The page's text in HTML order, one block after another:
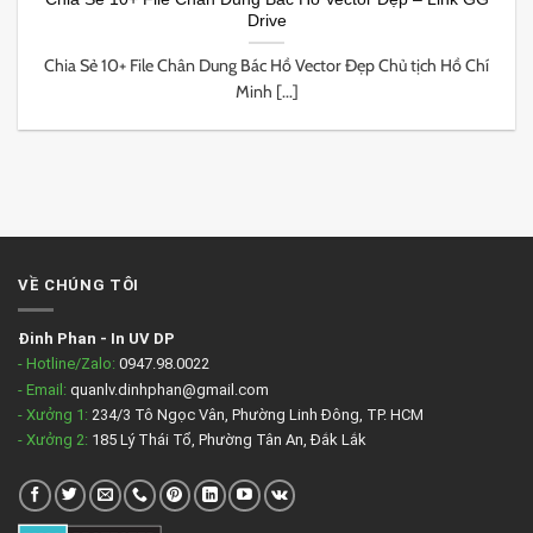
Drive
Chia Sẻ 10+ File Chân Dung Bác Hồ Vector Đẹp Chủ tịch Hồ Chí
Minh [...]
VỀ CHÚNG TÔI
Đinh Phan - In UV DP
- Hotline/Zalo: 0947.98.0022
- Email: quanlv.dinhphan@gmail.com
- Xưởng 1: 234/3 Tô Ngọc Vân, Phường Linh Đông, TP. HCM
- Xưởng 2: 185 Lý Thái Tổ, Phường Tân An, Đắk Lắk